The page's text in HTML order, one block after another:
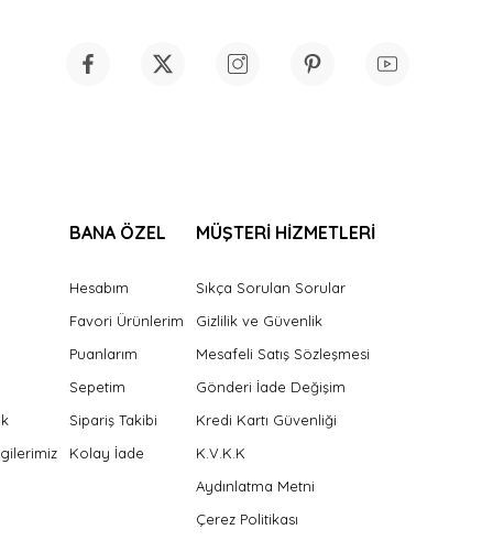
BANA ÖZEL
Hesabım
Favori Ürünlerim
Puanlarım
Sepetim
Sipariş Takibi
Kolay İade
MÜŞTERİ HİZMETLERİ
Sıkça Sorulan Sorular
Gizlilik ve Güvenlik
Mesafeli Satış Sözleşmesi
Gönderi İade Değişim
Kredi Kartı Güvenliği
K.V.K.K
Aydınlatma Metni
Çerez Politikası